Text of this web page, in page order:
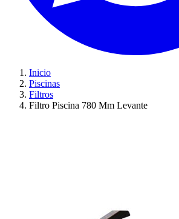
Inicio
Piscinas
Filtros
Filtro Piscina 780 Mm Levante